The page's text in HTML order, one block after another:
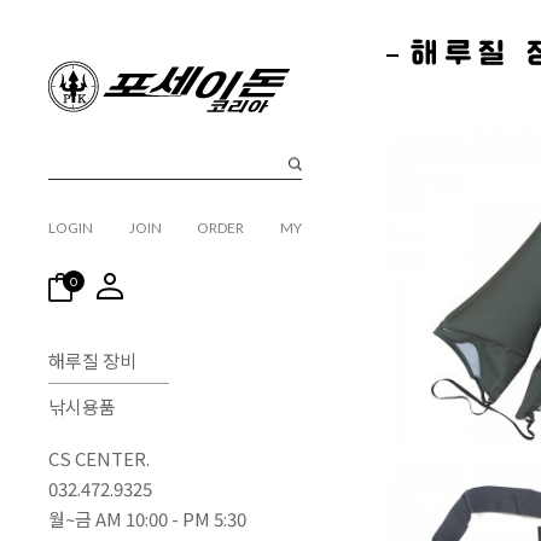
LOGIN JOIN ORDER MY
0
해루질 장비
낚시용품
CS CENTER.
032.472.9325
월~금 AM 10:00 - PM 5:30
해루질